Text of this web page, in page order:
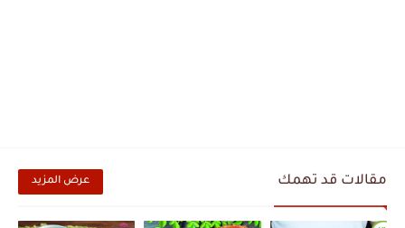
مقالات قد تهمك عرض المزيد